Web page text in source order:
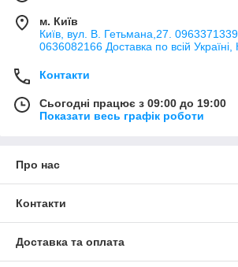
м. Київ
Київ, вул. В. Гетьмана,27.
0636082166 Доставка по всій Україні,
Контакти
Сьогодні працює з 09:00 до 19:00
Показати весь графік роботи
Про нас
Контакти
Доставка та оплата